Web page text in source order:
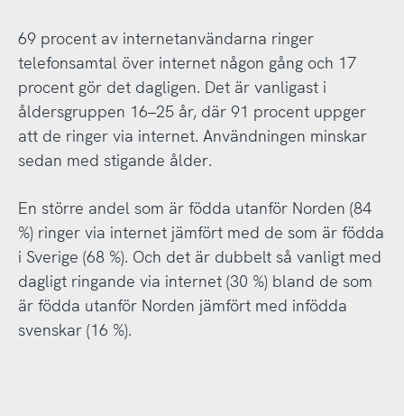
69 procent av internetanvändarna ringer
telefonsamtal över internet någon gång och 17
procent gör det dagligen. Det är vanligast i
åldersgruppen 16–25 år, där 91 procent uppger
att de ringer via internet. Användningen minskar
sedan med stigande ålder.
En större andel som är födda utanför Norden (84
%) ringer via internet jämfört med de som är födda
i Sverige (68 %). Och det är dubbelt så vanligt med
dagligt ringande via internet (30 %) bland de som
är födda utanför Norden jämfört med infödda
svenskar (16 %).